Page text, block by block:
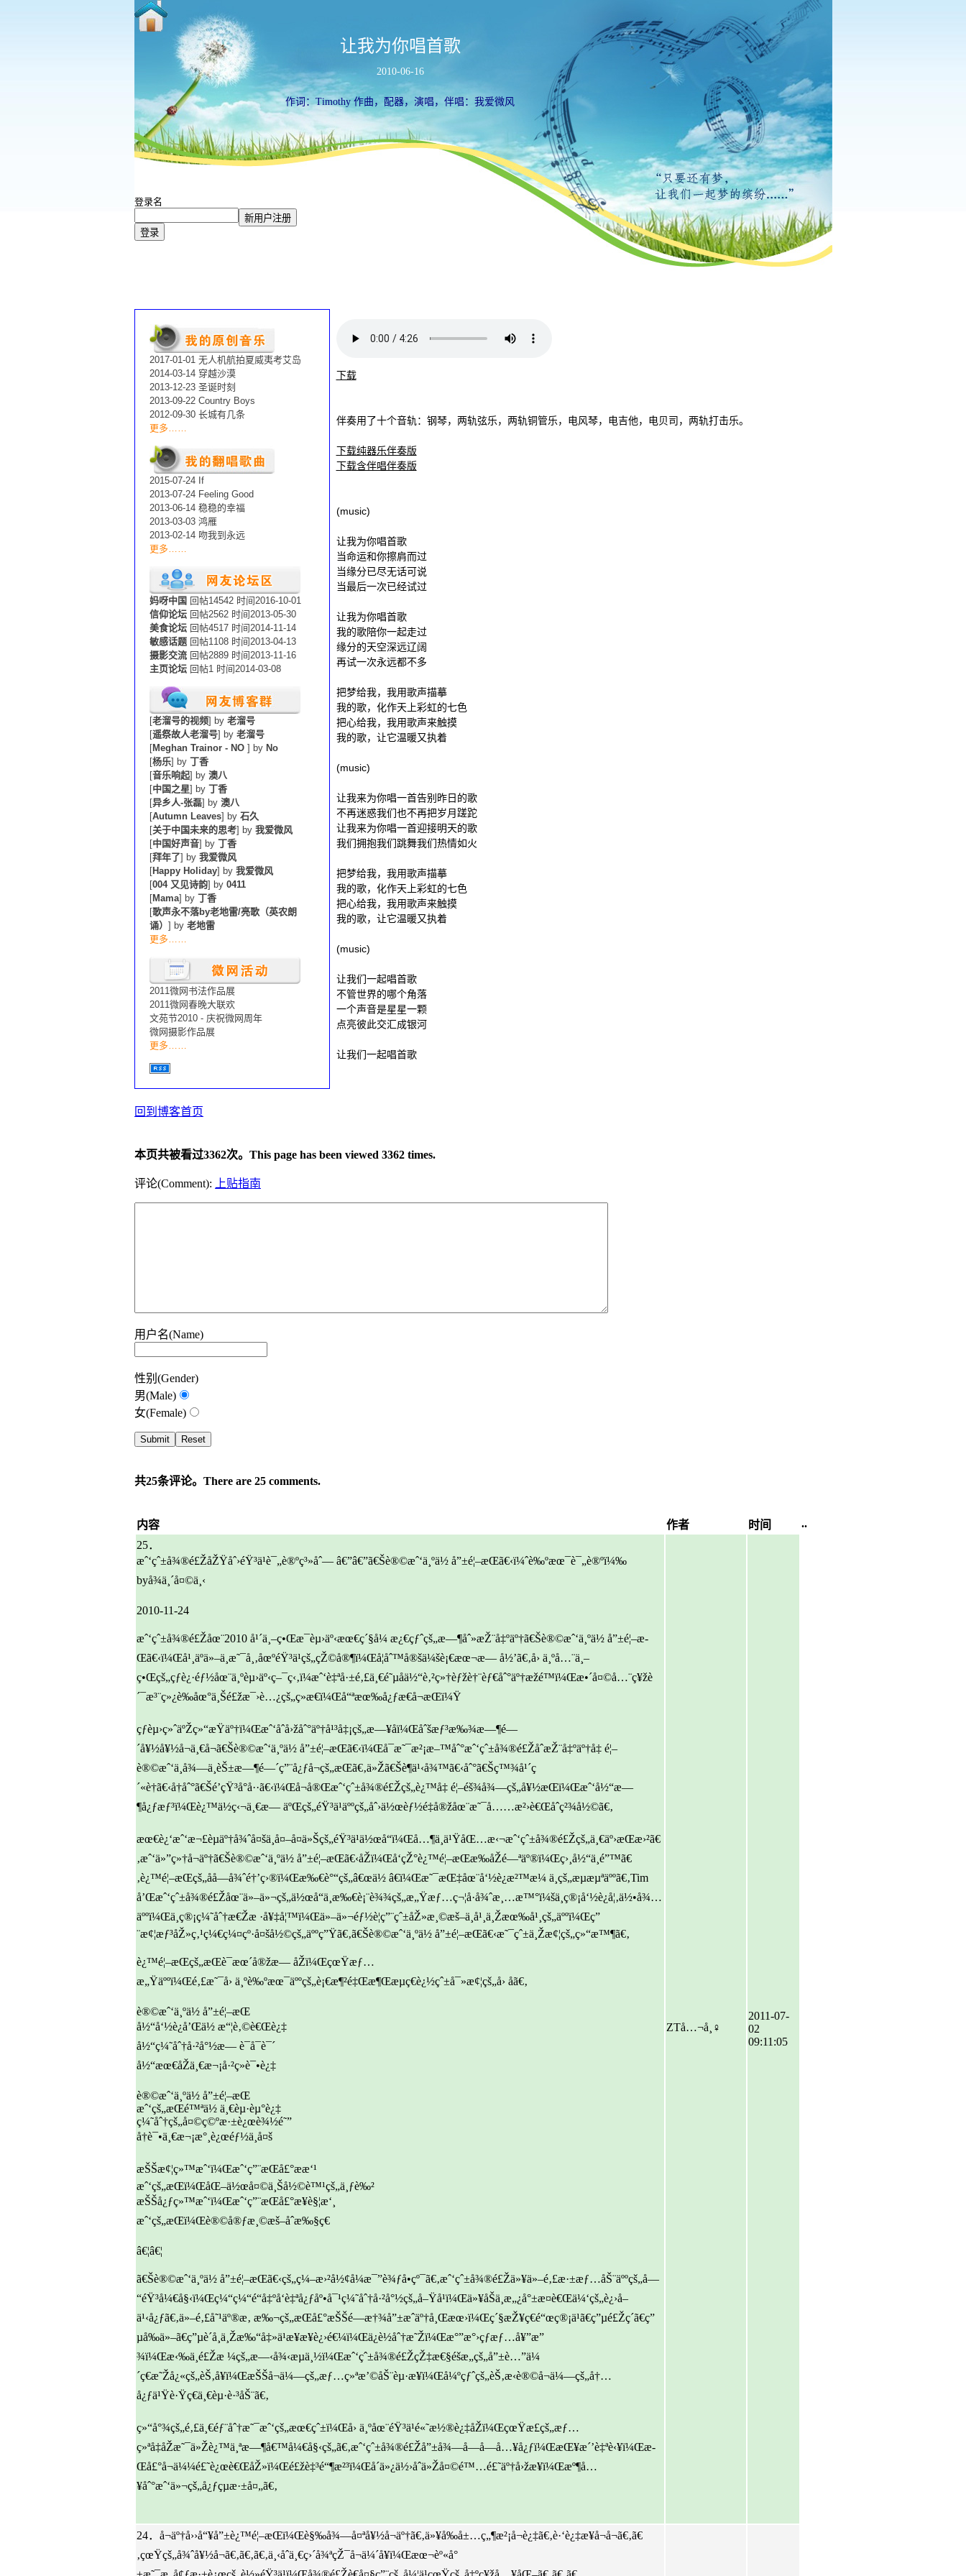
让我为你唱首歌
2010-06-16
作词：Timothy 作曲，配器，演唱，伴唱：我爱微风
登录名
2017-01-01 无人机航拍夏威夷考艾岛
2014-03-14 穿越沙漠
2013-12-23 圣诞时刻
2013-09-22 Country Boys
2012-09-30 长城有几条
更多……
2015-07-24 If
2013-07-24 Feeling Good
2013-06-14 稳稳的幸福
2013-03-03 鸿雁
2013-02-14 吻我到永远
更多……
妈呀中国 回帖14542 时间2016-10-01
信仰论坛回帖2562 时间2013-05-30
美食论坛回帖4517 时间2014-11-14
敏感话题回帖1108 时间2013-04-13
摄影交流回帖2889 时间2013-11-16
主页论坛回帖1 时间2014-03-08
[老溜号的视频] by 老溜号
[遥祭故人老溜号] by 老溜号
[Meghan Trainor - NO ] by No
[杨乐] by 丁香
[音乐响起] by 澳八
[中国之星] by 丁香
[异乡人-张磊] by 澳八
[Autumn Leaves] by 石久
[关于中国未来的思考] by 我爱微风
[中国好声音] by 丁香
[拜年了] by 我爱微风
[Happy Holiday] by 我爱微风
[004 又见诗韵] by 0411
[Mama] by 丁香
[歌声永不落by老地雷/亮歌（英农朗
诵） ] by 老地雷
更多……
2011微网书法作品展
2011微网春晚大联欢
文苑节2010 - 庆祝微网周年
微网摄影作品展
更多……
下载
伴奏用了十个音轨：钢琴，两轨弦乐，两轨铜管乐，电风琴，电吉他，电贝司，两轨打击乐。
下载纯器乐伴奏版
下载含伴唱伴奏版
(music)
让我为你唱首歌
当命运和你擦肩而过
当缘分已尽无话可说
当最后一次已经试过
让我为你唱首歌
我的歌陪你一起走过
缘分的天空深远辽阔
再试一次永远都不多
把梦给我，我用歌声描摹
我的歌，化作天上彩虹的七色
把心给我，我用歌声来触摸
我的歌，让它温暖又执着
(music)
让我来为你唱一首告别昨日的歌
不再迷惑我们也不再把岁月蹉跎
让我来为你唱一首迎接明天的歌
我们拥抱我们跳舞我们热情如火
把梦给我，我用歌声描摹
我的歌，化作天上彩虹的七色
把心给我，我用歌声来触摸
我的歌，让它温暖又执着
(music)
让我们一起唱首歌
不管世界的哪个角落
一个声音是星星一颗
点亮彼此交汇成银河
让我们一起唱首歌